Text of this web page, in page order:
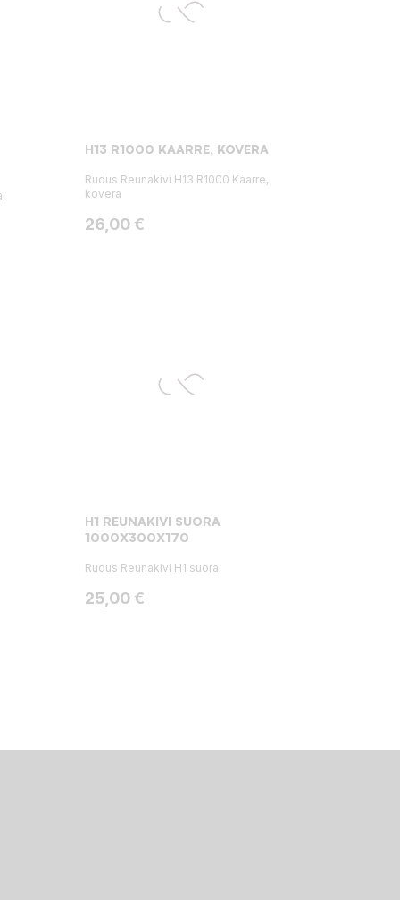
H13 R1000 KAARRE, KOVERA
Rudus Reunakivi H13 R1000 Kaarre,
kovera
Hinta
26,00 €
H1 REUNAKIVI SUORA
1000X300X170
Rudus Reunakivi H1 suora
Hinta
25,00 €